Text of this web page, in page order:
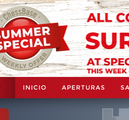
INICIO APERTURAS